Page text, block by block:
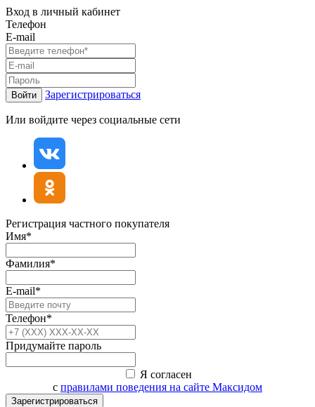
Вход в личный кабинет
Телефон
E-mail
Войти Зарегистрироваться
Или войдите через социальные сети
Регистрация частного покупателя
Имя*
Фамилия*
E-mail*
Телефон*
Придумайте пароль
Я согласен
с правилами поведения на сайте Максидом
Зарегистрироваться